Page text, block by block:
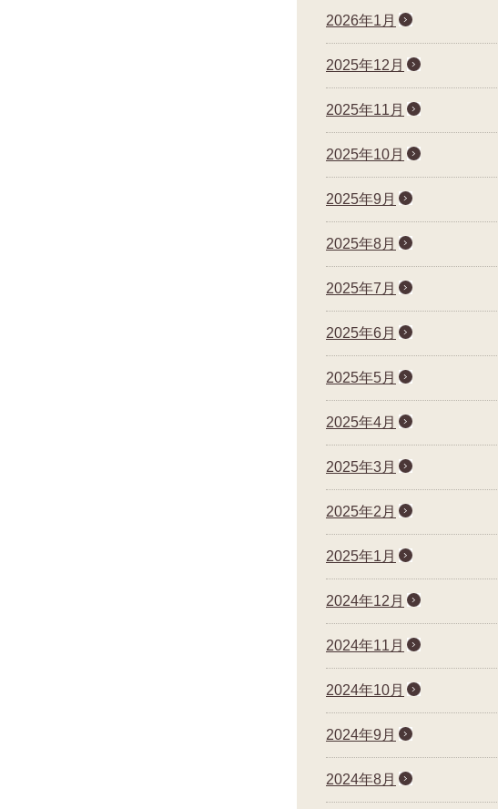
2026年1月
2025年12月
2025年11月
2025年10月
2025年9月
2025年8月
2025年7月
2025年6月
2025年5月
2025年4月
2025年3月
2025年2月
2025年1月
2024年12月
2024年11月
2024年10月
2024年9月
2024年8月